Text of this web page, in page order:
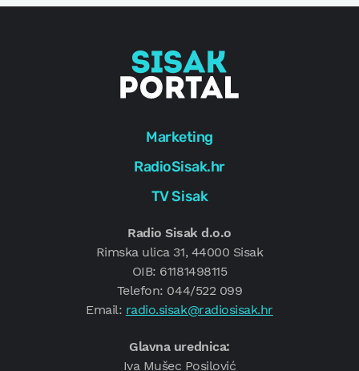
Marketing
RadioSisak.hr
TV Sisak
Radio Sisak d.o.o
Rimska ulica 31, 44000 Sisak
OIB: 61181498115
Telefon: 044/522 099
Email: radio.sisak@radiosisak.hr
Glavna urednica:
Iva Mušec Posilović